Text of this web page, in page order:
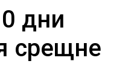
дни
срещне